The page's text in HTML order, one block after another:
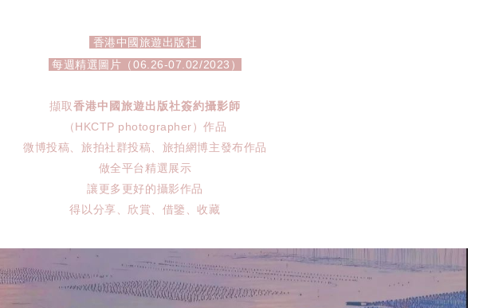
香港中國旅遊出版社
每週精選圖片（06.26-07.02/2023）
擷取香港中國旅遊出版社簽約攝影師
（HKCTP photographer）作品
微博投稿、旅拍社群投稿、旅拍網博主發布作品
做全平台精選展示
讓更多更好的攝影作品
得以分享、欣賞、借鑒、收藏